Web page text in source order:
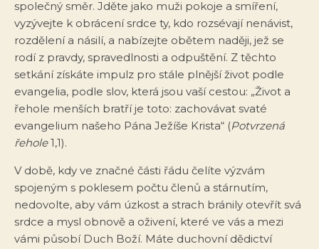
společný směr. Jděte jako muži pokoje a smíření,
vyzývejte k obrácení srdce ty, kdo rozsévají nenávist,
rozdělení a násilí, a nabízejte obětem naději, jež se
rodí z pravdy, spravedlnosti a odpuštění. Z těchto
setkání získáte impulz pro stále plnější život podle
evangelia, podle slov, která jsou vaší cestou: „Život a
řehole menších bratří je toto: zachovávat svaté
evangelium našeho Pána Ježíše Krista“ (Potvrzená
řehole1,1).
V době, kdy ve značné části řádu čelíte výzvám
spojeným s poklesem počtu členů a stárnutím,
nedovolte, aby vám úzkost a strach bránily otevřít svá
srdce a mysl obnově a oživení, které ve vás a mezi
vámi působí Duch Boží. Máte duchovní dědictví